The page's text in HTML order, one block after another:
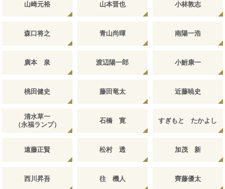
山崎元裕 山本晋也 小林敦志
森口将之 青山尚暉 南陽一浩
廣本 泉 渡辺陽一郎 小鮒康一
桃田健史 藤田竜太 近藤暁史
清水草一
（永福ランプ）
石橋 寛 すぎもと たかよし
遠藤正賢 松村 透 加茂 新
西川昇吾 往 機人 齊藤優太